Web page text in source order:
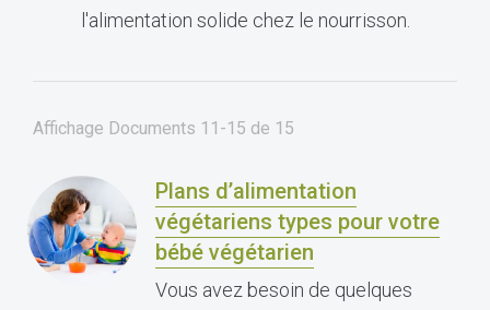
l'alimentation solide chez le nourrisson.
Affichage Documents 11-15 de 15
Plans d’alimentation
végétariens types pour votre
bébé végétarien
Vous avez besoin de quelques